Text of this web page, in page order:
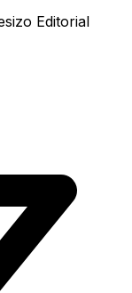
Editorial